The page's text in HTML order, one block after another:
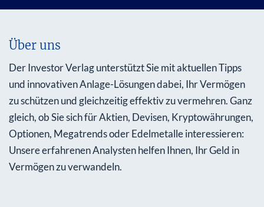
Über uns
Der Investor Verlag unterstützt Sie mit aktuellen Tipps
und innovativen Anlage-Lösungen dabei, Ihr Vermögen
zu schützen und gleichzeitig effektiv zu vermehren. Ganz
gleich, ob Sie sich für Aktien, Devisen, Kryptowährungen,
Optionen, Megatrends oder Edelmetalle interessieren:
Unsere erfahrenen Analysten helfen Ihnen, Ihr Geld in
Vermögen zu verwandeln.